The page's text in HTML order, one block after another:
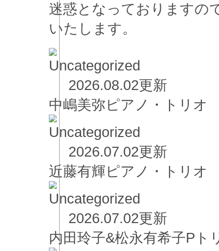
迷惑となっておりますの
いたします。
2026.08.02更新
中嶋美弥ピアノ・トリオ
2026.07.02更新
近藤有輝ピアノ・ト
2026.07.02更新
内田玲子&松永有希子